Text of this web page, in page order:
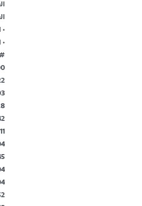
•
•
2:22
5:03 عل من الممكن
9:28
12:42 هل
16:11 هل
20:04
23:45 الية
34:04 متى
38:04 اذا